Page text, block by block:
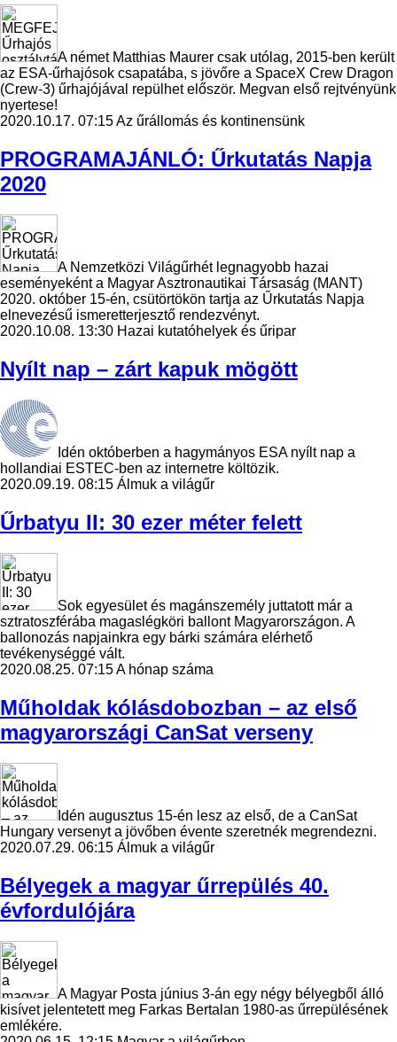
A német Matthias Maurer csak utólag, 2015-ben került
az ESA-űrhajósok csapatába, s jövőre a SpaceX Crew Dragon
(Crew-3) űrhajójával repülhet először. Megvan első rejtvényünk
nyertese!
2020.10.17. 07:15Az űrállomás és kontinensünk
PROGRAMAJÁNLÓ: Űrkutatás Napja
2020
A Nemzetközi Világűrhét legnagyobb hazai
eseményeként a Magyar Asztronautikai Társaság (MANT)
2020. október 15-én, csütörtökön tartja az Űrkutatás Napja
elnevezésű ismeretterjesztő rendezvényt.
2020.10.08. 13:30 Hazai kutatóhelyek és űripar
Nyílt nap – zárt kapuk mögött
Idén októberben a hagymányos ESA nyílt nap a
hollandiai ESTEC-ben az internetre költözik.
2020.09.19. 08:15 Álmuk a világűr
Űrbatyu II: 30 ezer méter felett
Sok egyesület és magánszemély juttatott már a
sztratoszférába magaslégköri ballont Magyarországon. A
ballonozás napjainkra egy bárki számára elérhető
tevékenységgé vált.
2020.08.25. 07:15A hónap száma
Műholdak kólásdobozban – az első
magyarországi CanSat verseny
Idén augusztus 15-én lesz az első, de a CanSat
Hungary versenyt a jövőben évente szeretnék megrendezni.
2020.07.29. 06:15 Álmuk a világűr
Bélyegek a magyar űrrepülés 40.
évfordulójára
A Magyar Posta június 3-án egy négy bélyegből álló
kisívet jelentetett meg Farkas Bertalan 1980-as űrrepülésének
emlékére.